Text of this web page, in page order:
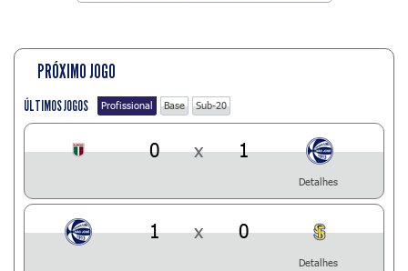
PRÓXIMO JOGO
ÚLTIMOS JOGOS Profissional Base Sub-20
0 x 1
Detalhes
1 x 0
Detalhes